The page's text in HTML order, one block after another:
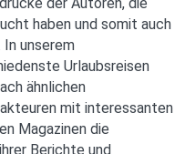
der Autoren, die
haben und somit auch
unserem
Urlaubsreisen
ähnlichen
mit interessanten
Magazinen die
Berichte und